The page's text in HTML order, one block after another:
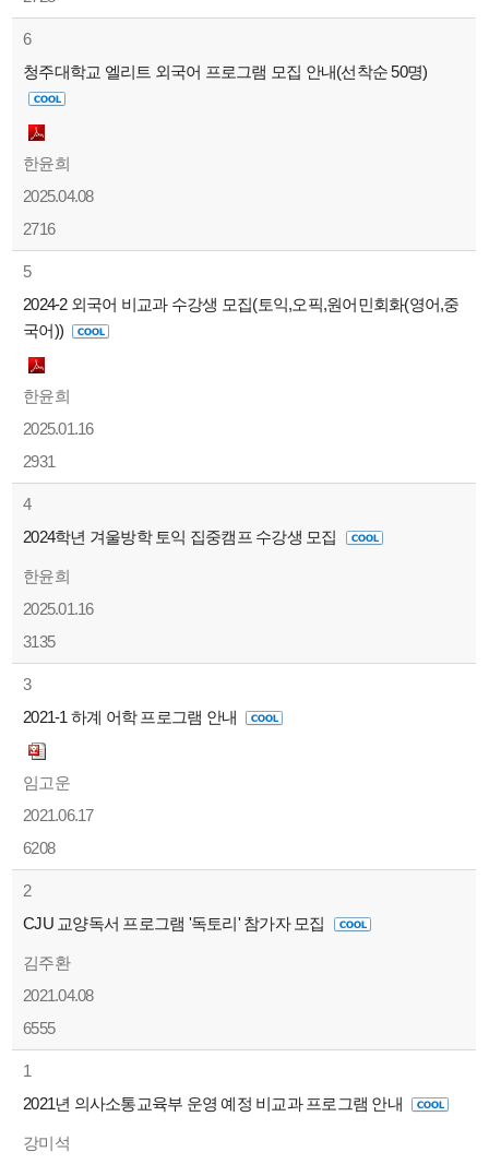
6
청주대학교 엘리트 외국어 프로그램 모집 안내(선착순 50명)
한윤희
2025.04.08
2716
5
2024-2 외국어 비교과 수강생 모집(토익,오픽,원어민회화(영어,중
국어))
한윤희
2025.01.16
2931
4
2024학년 겨울방학 토익 집중캠프 수강생 모집
한윤희
2025.01.16
3135
3
2021-1 하계 어학 프로그램 안내
임고운
2021.06.17
6208
2
CJU 교양독서 프로그램 '독토리' 참가자 모집
김주환
2021.04.08
6555
1
2021년 의사소통교육부 운영 예정 비교과 프로그램 안내
강미석